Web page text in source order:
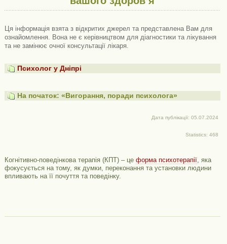
Ця інформація взята з відкритих джерел та представлена ​​Вам для
ознайомлення. Вона не є керівництвом для діагностики та лікування
та не замінює очної консультації лікаря.
Психолог у Дніпрі
На початок: «Вигорання, поради психолога»
Дата публікації: 05.07.2024
Statistics: 468
Когнітивно-поведінкова терапія (КПТ) – це форма психотерапії, яка
фокусується на тому, як думки, переконання та установки людини
впливають на її почуття та поведінку.